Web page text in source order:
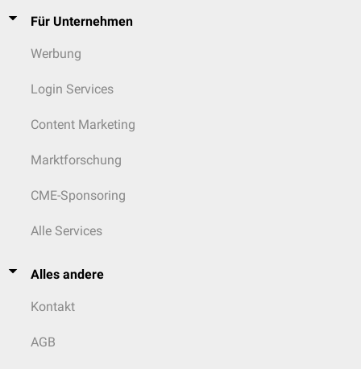
Für Unternehmen
Werbung
Login Services
Content Marketing
Marktforschung
CME-Sponsoring
Alle Services
Alles andere
Kontakt
AGB